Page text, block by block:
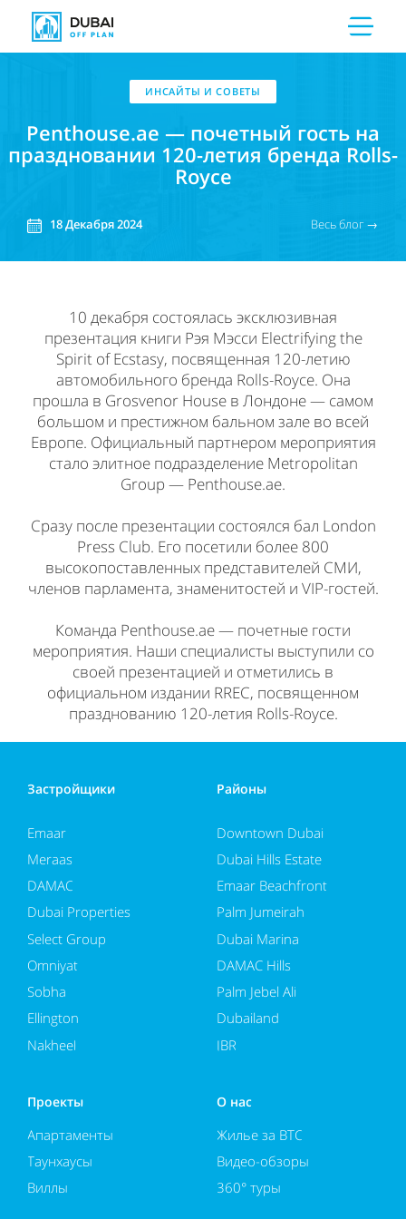
ИНСАЙТЫ И СОВЕТЫ
Penthouse.ae — почетный гость на
праздновании 120-летия бренда Rolls-
Royce
18 Декабря 2024 Весь блог →
10 декабря состоялась эксклюзивная
презентация книги Рэя Мэсси Electrifying the
Spirit of Ecstasy, посвященная 120-летию
автомобильного бренда Rolls-Royce. Она
прошла в Grosvenor House в Лондоне — самом
большом и престижном бальном зале во всей
Европе. Официальный партнером мероприятия
стало элитное подразделение Metropolitan
Group — Penthouse.ae.
Сразу после презентации состоялся бал London
Press Club. Его посетили более 800
высокопоставленных представителей СМИ,
членов парламента, знаменитостей и VIP-гостей.
Команда Penthouse.ae — почетные гости
мероприятия. Наши специалисты выступили со
своей презентацией и отметились в
официальном издании RREC, посвященном
празднованию 120-летия Rolls-Royce.
Застройщики
Emaar
Meraas
DAMAC
Dubai Properties
Select Group
Omniyat
Sobha
Ellington
Nakheel
Районы
Downtown Dubai
Dubai Hills Estate
Emaar Beachfront
Palm Jumeirah
Dubai Marina
DAMAC Hills
Palm Jebel Ali
Dubailand
JBR
Проекты
Апартаменты
Таунхаусы
Виллы
О нас
Жилье за BTC
Видео-обзоры
360° туры